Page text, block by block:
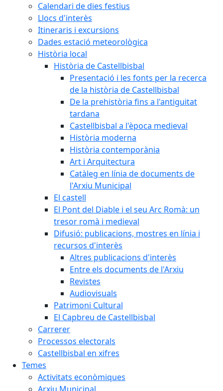
Calendari de dies festius
Llocs d'interès
Itineraris i excursions
Dades estació meteorològica
Història local
Història de Castellbisbal
Presentació i les fonts per la recerca
de la història de Castellbisbal
De la prehistòria fins a l'antiguitat
tardana
Castellbisbal a l'època medieval
Història moderna
Història contemporània
Art i Arquitectura
Catàleg en línia de documents de
l'Arxiu Municipal
El castell
El Pont del Diable i el seu Arc Romà: un
tresor romà i medieval
Difusió: publicacions, mostres en línia i
recursos d'interès
Altres publicacions d'interès
Entre els documents de l'Arxiu
Revistes
Audiovisuals
Patrimoni Cultural
El Capbreu de Castellbisbal
Carrerer
Processos electorals
Castellbisbal en xifres
Temes
Activitats econòmiques